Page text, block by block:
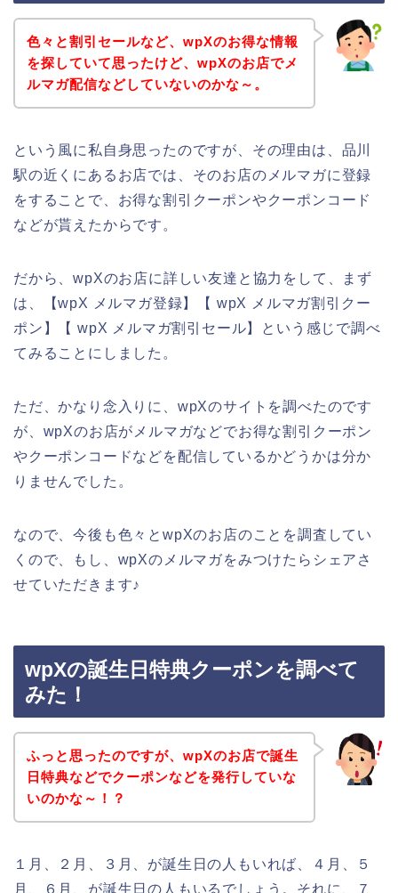
色々と割引セールなど、wpXのお得な情報
を探していて思ったけど、wpXのお店でメ
ルマガ配信などしていないのかな～。
という風に私自身思ったのですが、その理由は、品川
駅の近くにあるお店では、そのお店のメルマガに登録
をすることで、お得な割引クーポンやクーポンコード
などが貰えたからです。
だから、wpXのお店に詳しい友達と協力をして、まず
は、【wpX メルマガ登録】【 wpX メルマガ割引クー
ポン】【 wpX メルマガ割引セール】という感じで調べ
てみることにしました。
ただ、かなり念入りに、wpXのサイトを調べたのです
が、wpXのお店がメルマガなどでお得な割引クーポン
やクーポンコードなどを配信しているかどうかは分か
りませんでした。
なので、今後も色々とwpXのお店のことを調査してい
くので、もし、wpXのメルマガをみつけたらシェアさ
せていただきます♪
wpXの誕生日特典クーポンを調べて
みた！
ふっと思ったのですが、wpXのお店で誕生
日特典などでクーポンなどを発行していな
いのかな～！？
１月、２月、３月、が誕生日の人もいれば、４月、５
月、６月、が誕生日の人もいるでしょう。それに、７